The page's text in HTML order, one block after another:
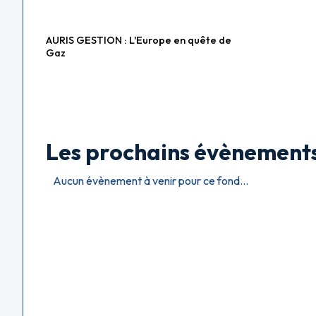
Fonds diversifiés
AURIS GESTION : L'Europe en quête de
Gaz
Les prochains
Aucun évènement à venir pour ce fond...